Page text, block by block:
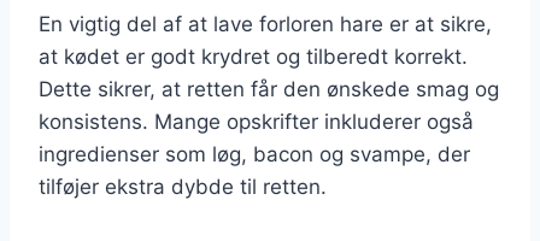
En vigtig del af at lave forloren hare er at sikre,
at kødet er godt krydret og tilberedt korrekt.
Dette sikrer, at retten får den ønskede smag og
konsistens. Mange opskrifter inkluderer også
ingredienser som løg, bacon og svampe, der
tilføjer ekstra dybde til retten.